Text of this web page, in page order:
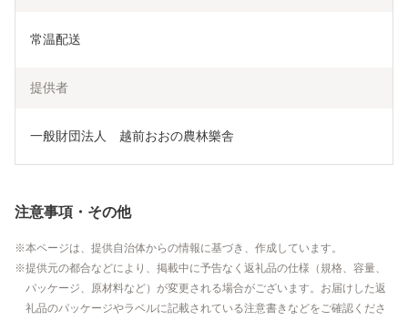
常温配送
提供者
一般財団法人　越前おおの農林樂舎
注意事項・その他
本ページは、提供自治体からの情報に基づき、作成しています。
提供元の都合などにより、掲載中に予告なく返礼品の仕様（規格、容量、
パッケージ、原材料など）が変更される場合がございます。お届けした返
礼品のパッケージやラベルに記載されている注意書きなどをご確認くださ